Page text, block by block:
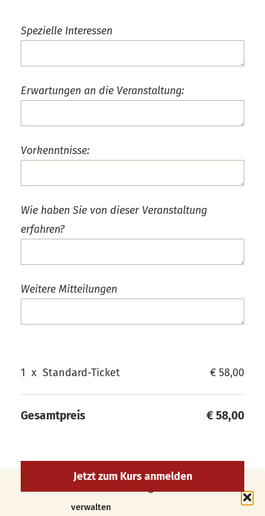
verwalten
Spezielle Interessen
Erwartungen an die Veranstaltung:
Vorkenntnisse:
Wie haben Sie von dieser Veranstaltung
erfahren?
Weitere Mitteilungen
1 x Standard-Ticket € 58,00
Gesamtpreis € 58,00